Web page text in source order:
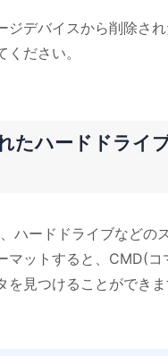
ジデバイスから削除さ
ださい。
たハードドライ
ハードドライブなどの
マットすると、CMD(
を見つけることができ